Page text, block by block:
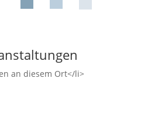
an diesem Ort</li>